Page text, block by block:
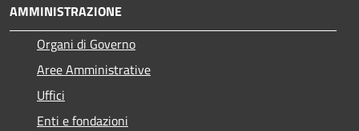
AMMINISTRAZIONE
Organi di Governo
Aree Amministrative
Uffici
Enti e fondazioni